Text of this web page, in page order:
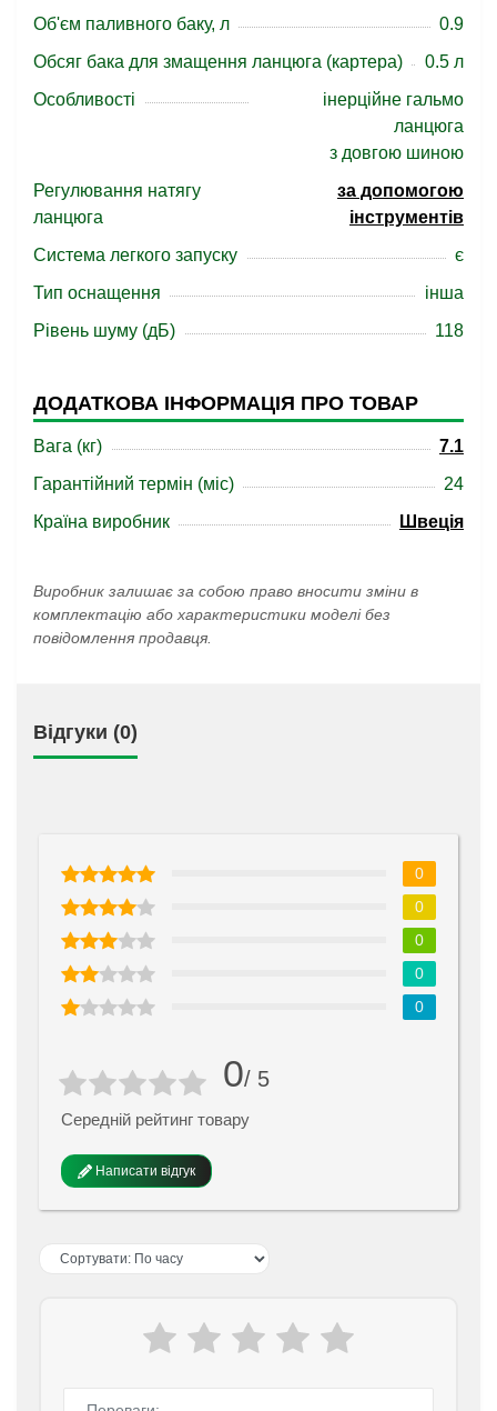
Об'єм паливного баку, л
0.9
Обсяг бака для змащення ланцюга (картера)
0.5 л
Особливості
інерційне гальмо
ланцюга
з довгою шиною
Регулювання натягу
ланцюга
за допомогою
інструментів
Система легкого запуску
є
Тип оснащення
інша
Рівень шуму (дБ)
118
ДОДАТКОВА ІНФОРМАЦІЯ ПРО ТОВАР
Вага (кг)
7.1
Гарантійний термін (міс)
24
Країна виробник
Швеція
Виробник залишає за собою право вносити зміни в
комплектацію або характеристики моделі без
повідомлення продавця.
Відгуки (0)
0/ 5
Середній рейтинг товару
Написати відгук
0
0
0
0
0